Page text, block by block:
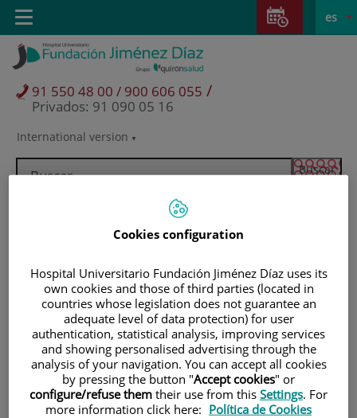
Saltar al contenido
Saltar
contenido
Selector
idioma
activo
es
International version
91 550 48 00 / 900 606 055 /
Privados: 91 090 05 16
Toggle
navigation
Pacientes y visitantes
Cookies configuration
Hospital Universitario Fundación Jiménez Díaz uses its
own cookies and those of third parties (located in
countries whose legislation does not guarantee an
adequate level of data protection) for user
authentication, statistical analysis, improving services
and showing personalised advertising through the
analysis of your navigation. You can accept all cookies
by pressing the button "Accept cookies" or
configure/refuse them their use from this Settings. For
more information click here: Política de Cookies